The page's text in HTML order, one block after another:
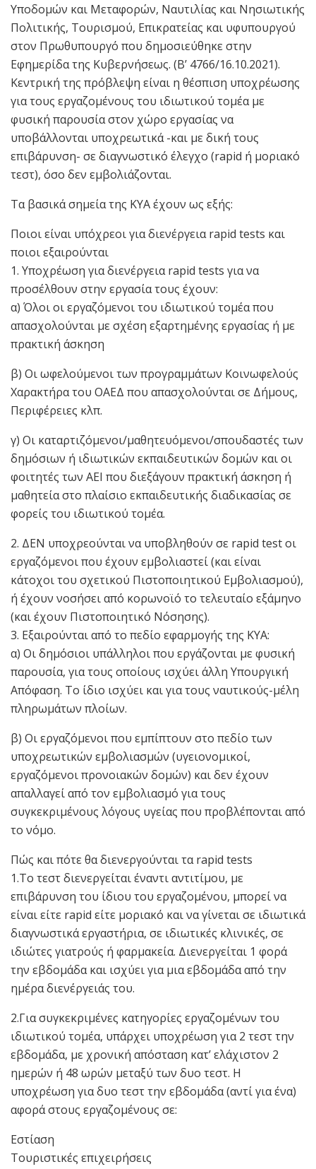
Υποδομών και Μεταφορών, Ναυτιλίας και Νησιωτικής
Πολιτικής, Τουρισμού, Επικρατείας και υφυπουργού
στον Πρωθυπουργό που δημοσιεύθηκε στην
Εφημερίδα της Κυβερνήσεως. (Β’ 4766/16.10.2021).
Κεντρική της πρόβλεψη είναι η θέσπιση υποχρέωσης
για τους εργαζομένους του ιδιωτικού τομέα με
φυσική παρουσία στον χώρο εργασίας να
υποβάλλονται υποχρεωτικά -και με δική τους
επιβάρυνση- σε διαγνωστικό έλεγχο (rapid ή μοριακό
τεστ), όσο δεν εμβολιάζονται.
Τα βασικά σημεία της ΚΥΑ έχουν ως εξής:
Ποιοι είναι υπόχρεοι για διενέργεια rapid tests και
ποιοι εξαιρούνται
1. Υποχρέωση για διενέργεια rapid tests για να
προσέλθουν στην εργασία τους έχουν:
α) Όλοι οι εργαζόμενοι του ιδιωτικού τομέα που
απασχολούνται με σχέση εξαρτημένης εργασίας ή με
πρακτική άσκηση
β) Οι ωφελούμενοι των προγραμμάτων Κοινωφελούς
Χαρακτήρα του ΟΑΕΔ που απασχολούνται σε Δήμους,
Περιφέρειες κλπ.
γ) Οι καταρτιζόμενοι/μαθητευόμενοι/σπουδαστές των
δημόσιων ή ιδιωτικών εκπαιδευτικών δομών και οι
φοιτητές των ΑΕΙ που διεξάγουν πρακτική άσκηση ή
μαθητεία στο πλαίσιο εκπαιδευτικής διαδικασίας σε
φορείς του ιδιωτικού τομέα.
2. ΔΕΝ υποχρεούνται να υποβληθούν σε rapid test oι
εργαζόμενοι που έχουν εμβολιαστεί (και είναι
κάτοχοι του σχετικού Πιστοποιητικού Εμβολιασμού),
ή έχουν νοσήσει από κορωνοϊό το τελευταίο εξάμηνο
(και έχουν Πιστοποιητικό Νόσησης).
3. Εξαιρούνται από το πεδίο εφαρμογής της ΚΥΑ:
α) Οι δημόσιοι υπάλληλοι που εργάζονται με φυσική
παρουσία, για τους οποίους ισχύει άλλη Υπουργική
Απόφαση. Το ίδιο ισχύει και για τους ναυτικούς-μέλη
πληρωμάτων πλοίων.
β) Οι εργαζόμενοι που εμπίπτουν στο πεδίο των
υποχρεωτικών εμβολιασμών (υγειονομικοί,
εργαζόμενοι προνοιακών δομών) και δεν έχουν
απαλλαγεί από τον εμβολιασμό για τους
συγκεκριμένους λόγους υγείας που προβλέπονται από
το νόμο.
Πώς και πότε θα διενεργούνται τα rapid tests
1.Το τεστ διενεργείται έναντι αντιτίμου, με
επιβάρυνση του ίδιου του εργαζομένου, μπορεί να
είναι είτε rapid είτε μοριακό και να γίνεται σε ιδιωτικά
διαγνωστικά εργαστήρια, σε ιδιωτικές κλινικές, σε
ιδιώτες γιατρούς ή φαρμακεία. Διενεργείται 1 φορά
την εβδομάδα και ισχύει για μια εβδομάδα από την
ημέρα διενέργειάς του.
2.Για συγκεκριμένες κατηγορίες εργαζομένων του
ιδιωτικού τομέα, υπάρχει υποχρέωση για 2 τεστ την
εβδομάδα, με χρονική απόσταση κατ’ ελάχιστον 2
ημερών ή 48 ωρών μεταξύ των δυο τεστ. Η
υποχρέωση για δυο τεστ την εβδομάδα (αντί για ένα)
αφορά στους εργαζομένους σε:
Εστίαση
Τουριστικές επιχειρήσεις